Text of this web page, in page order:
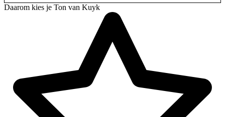
Daarom kies je Ton van Kuyk